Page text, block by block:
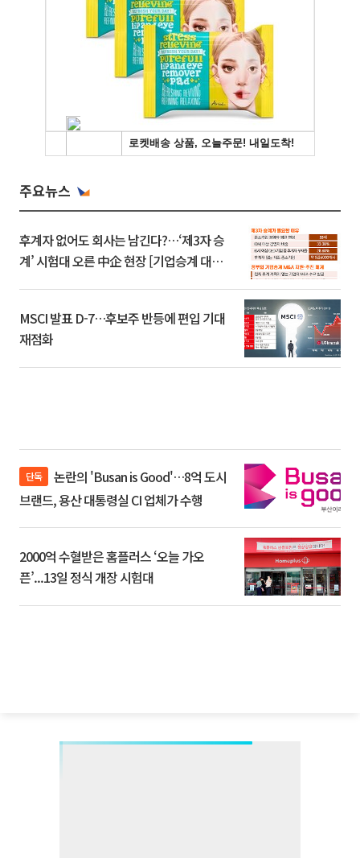
주요뉴스
후계자 없어도 회사는 남긴다?…‘제3자 승
계’ 시험대 오른 中企 현장 [기업승계 대전
MSCI 발표 D-7…후보주 반등에 편입 기대
재점화
단독
브랜드, 용산 대통령실 CI 업체가 수행
2000억 수혈받은 홈플러스 ‘오늘 가오
픈’...13일 정식 개장 시험대